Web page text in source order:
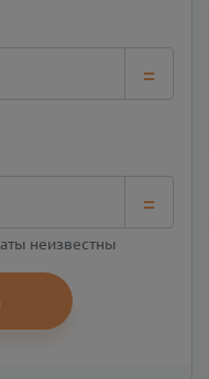
=
=
неизвестны